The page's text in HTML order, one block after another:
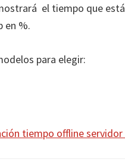
el tiempo que está
en %.
para elegir: